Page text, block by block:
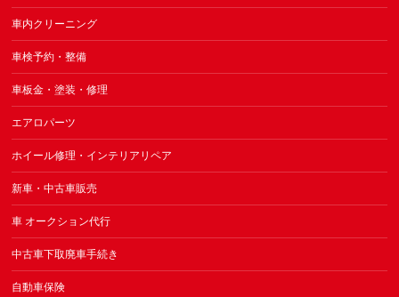
車内クリーニング
車検予約・整備
車板金・塗装・修理
エアロパーツ
ホイール修理・インテリアリペア
新車・中古車販売
車 オークション代行
中古車下取廃車手続き
自動車保険